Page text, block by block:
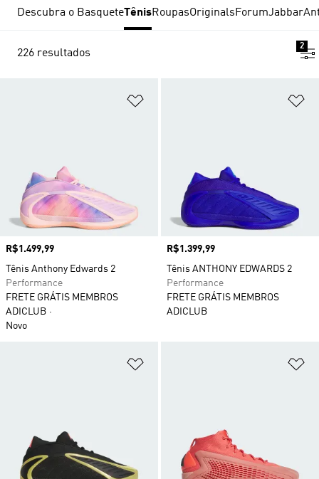
Descubra o BasqueteTênisRoupasOriginalsForumJabbar
226 resultados
2
Preço
R$1.499,99
Tênis Anthony Edwards 2
Performance
FRETE GRÁTIS MEMBROS
ADICLUB
Novo
Preço
R$1.399,99
Tênis ANTHONY EDWARDS 2
Performance
FRETE GRÁTIS MEMBROS
ADICLUB